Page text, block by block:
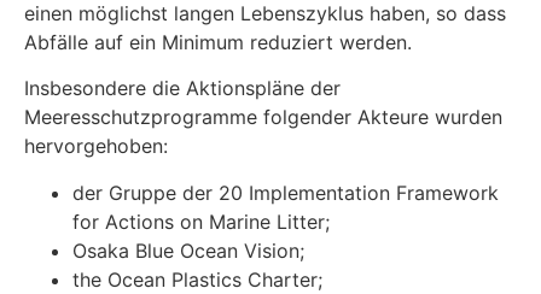
einen möglichst langen Lebenszyklus haben, so dass
Abfälle auf ein Minimum reduziert werden.
Insbesondere die Aktionspläne der
Meeresschutzprogramme folgender Akteure wurden
hervorgehoben:
der Gruppe der 20 Implementation Framework
for Actions on Marine Litter;
Osaka Blue Ocean Vision;
the Ocean Plastics Charter;